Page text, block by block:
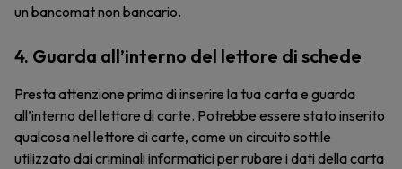
un bancomat non bancario.
4. Guarda all’interno del lettore di schede
Presta attenzione prima di inserire la tua carta e guarda
all’interno del lettore di carte. Potrebbe essere stato inserito
qualcosa nel lettore di carte, come un circuito sottile
utilizzato dai criminali informatici per rubare i dati della carta